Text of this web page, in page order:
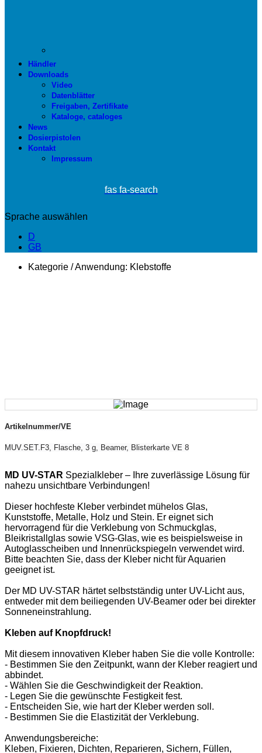
Händler
Downloads
Video
Datenblätter
Freigaben, Zertifikate
Kataloge, cataloges
News
Dosierpistolen
Kontakt
Impressum
fas fa-search
Sprache auswählen
D
GB
Kategorie / Anwendung: Klebstoffe
Artikelnummer/VE
MUV.SET.F3, Flasche, 3 g, Beamer, Blisterkarte VE 8
MD UV-STAR Spezialkleber – Ihre zuverlässige Lösung für
nahezu unsichtbare Verbindungen!
Dieser hochfeste Kleber verbindet mühelos Glas,
Kunststoffe, Metalle, Holz und Stein. Er eignet sich
hervorragend für die Verklebung von Schmuckglas,
Bleikristallglas sowie VSG-Glas, wie es beispielsweise in
Autoglasscheiben und Innenrückspiegeln verwendet wird.
Bitte beachten Sie, dass der Kleber nicht für Aquarien
geeignet ist.
Der MD UV-STAR härtet selbstständig unter UV-Licht aus,
entweder mit dem beiliegenden UV-Beamer oder bei direkter
Sonneneinstrahlung.
Kleben auf Knopfdruck!
Mit diesem innovativen Kleber haben Sie die volle Kontrolle:
- Bestimmen Sie den Zeitpunkt, wann der Kleber reagiert und
abbindet.
- Wählen Sie die Geschwindigkeit der Reaktion.
- Legen Sie die gewünschte Festigkeit fest.
- Entscheiden Sie, wie hart der Kleber werden soll.
- Bestimmen Sie die Elastizität der Verklebung.
Anwendungsbereiche:
Kleben, Fixieren, Dichten, Reparieren, Sichern, Füllen,